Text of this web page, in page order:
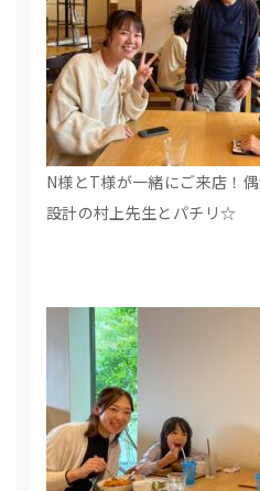
N様とT様が一緒にご来店！
設計の村上先生とパチリ☆